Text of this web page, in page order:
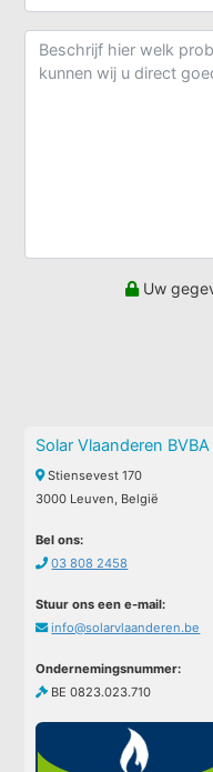
Uw
Solar Vlaanderen BVBA
Stiensevest 170
3000 Leuven, België
Bel ons:
03 808 2458
Stuur ons een e-mail:
info@solarvlaanderen.be
Ondernemingsnummer:
BE 0823.023.710